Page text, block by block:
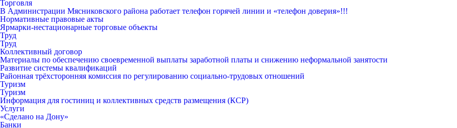
Торговля
В Администрации Мясниковского района работает телефон горячей линии и «телефон доверия»!!!
Нормативные правовые акты
Ярмарки-нестационарные торговые объекты
Труд
Труд
Коллективный договор
Материалы по обеспечению своевременной выплаты заработной платы и снижению неформальной занятости
Развитие системы квалификаций
Районная трёхсторонняя комиссия по регулированию социально-трудовых отношений
Туризм
Туризм
Информация для гостиниц и коллективных средств размещения (КСР)
Услуги
«Сделано на Дону»
Банки